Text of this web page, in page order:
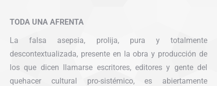
TODA UNA AFRENTA
La falsa asepsia, prolija, pura y totalmente
descontextualizada, presente en la obra y producción de
los que dicen llamarse escritores, editores y gente del
quehacer cultural pro-sistémico, es abiertamente